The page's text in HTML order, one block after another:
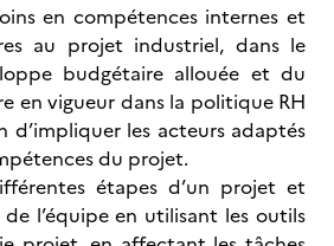
en compétences internes et
au projet industriel, dans le
budgétaire allouée et du
en vigueur dans la politique RH
d’impliquer les acteurs adaptés
du projet.
étapes d’un projet et
de l’équipe en utilisant les outils